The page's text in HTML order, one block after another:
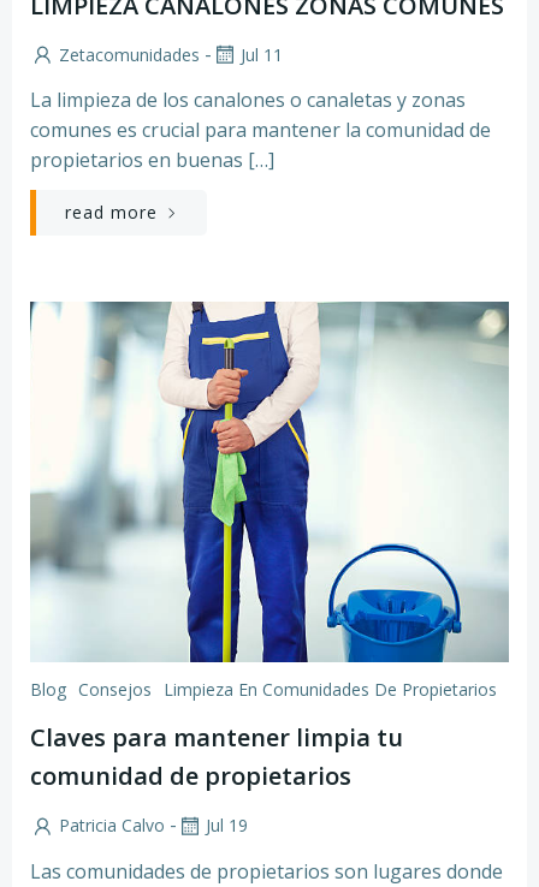
Zetacomunidades - Jul 11
La limpieza de los canalones o canaletas y zonas
comunes es crucial para mantener la comunidad de
propietarios en buenas […]
read more
Blog Consejos Limpieza En Comunidades De Propietarios
Claves para mantener limpia tu
comunidad de propietarios
Patricia Calvo - Jul 19
Las comunidades de propietarios son lugares donde